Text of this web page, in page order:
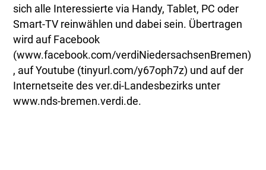
sich alle Interessierte via Handy, Tablet, PC oder
Smart-TV reinwählen und dabei sein. Übertragen
wird auf Facebook
(www.facebook.com/verdiNiedersachsenBremen)
, auf Youtube (tinyurl.com/y67oph7z) und auf der
Internetseite des ver.di-Landesbezirks unter
www.nds-bremen.verdi.de.